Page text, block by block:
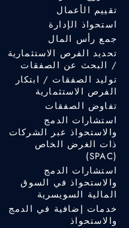
تقييم الأعمال
استحواذ الإدارة
جمع رأس المال
تحديد الفرص الاستثمارية
/ البحث عن الصفقات
توليد الصفقات / ابتكار
الفرص الاستثمارية
تفاوض الصفقات
استشارات الدمج
والاستحواذ عبر الشركات
ذات الغرض الخاص
(SPAC)
استشارات الدمج
والاستحواذ في السوق
المالية السويسرية
خدمات إضافية في الدمج
والاستحواذ